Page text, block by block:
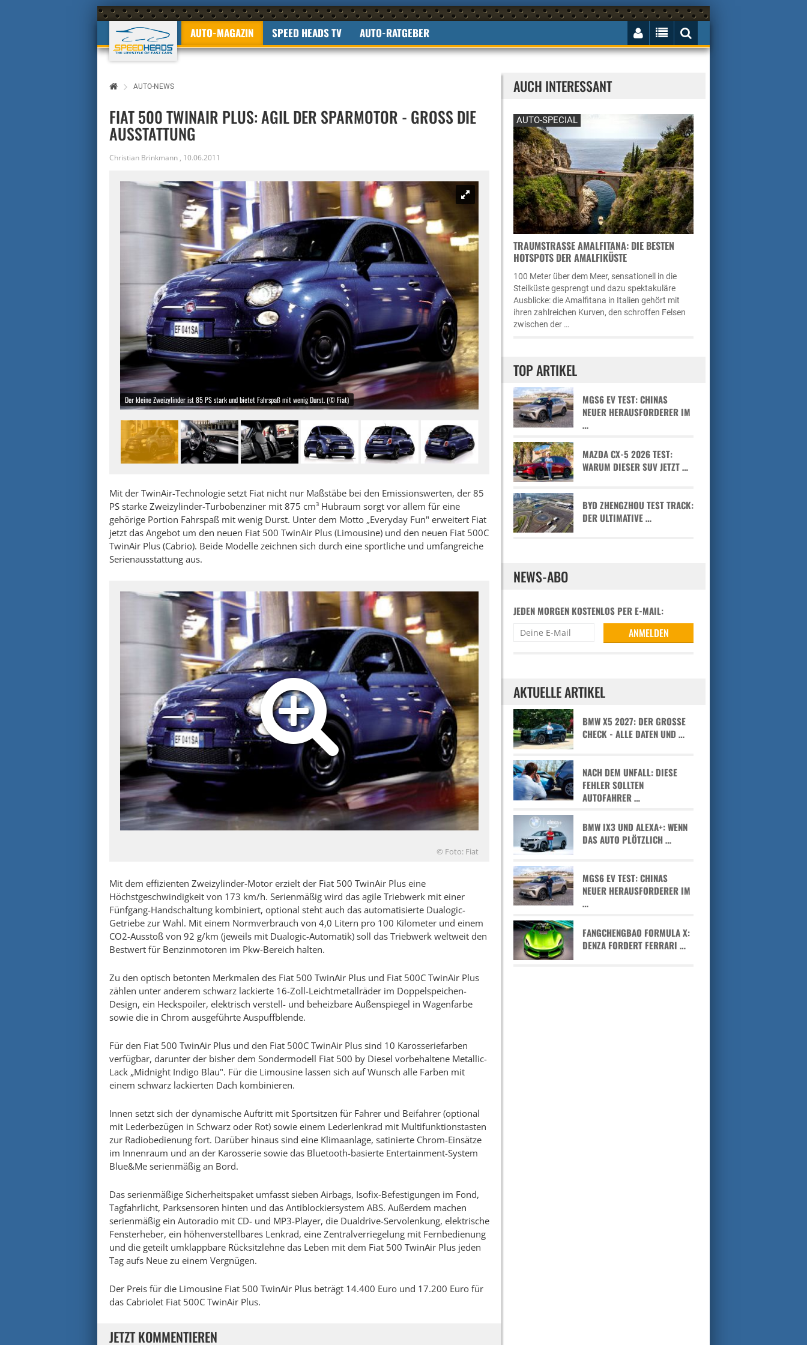
AUTO-MAGAZIN SPEED HEADS TV AUTO-RATGEBER
AUTO-NEWS
FIAT 500 TWINAIR PLUS: AGIL DER SPARMOTOR - GROSS DIE A
USSTATTUNG
Christian Brinkmann , 10.06.2011
Der kleine Zweizylinder ist 85 PS stark und bietet Fahrspaß mit wenig Durst. (© Fiat)
Mit der TwinAir-Technologie setzt Fiat nicht nur Maßstäbe bei den Emissionswerten, der 85
PS starke Zweizylinder-Turbobenziner mit 875 cm³ Hubraum sorgt vor allem für eine
gehörige Portion Fahrspaß mit wenig Durst. Unter dem Motto „Everyday Fun" erweitert Fiat
jetzt das Angebot um den neuen Fiat 500 TwinAir Plus (Limousine) und den neuen Fiat 500C
TwinAir Plus (Cabrio). Beide Modelle zeichnen sich durch eine sportliche und umfangreiche
Serienausstattung aus.
© Foto: Fiat
Mit dem effizienten Zweizylinder-Motor erzielt der Fiat 500 TwinAir Plus eine
Höchstgeschwindigkeit von 173 km/h. Serienmäßig wird das agile Triebwerk mit einer
Fünfgang-Handschaltung kombiniert, optional steht auch das automatisierte Dualogic-
Getriebe zur Wahl. Mit einem Normverbrauch von 4,0 Litern pro 100 Kilometer und einem
CO2-Ausstoß von 92 g/km (jeweils mit Dualogic-Automatik) soll das Triebwerk weltweit den
Bestwert für Benzinmotoren im Pkw-Bereich halten.
Zu den optisch betonten Merkmalen des Fiat 500 TwinAir Plus und Fiat 500C TwinAir Plus
zählen unter anderem schwarz lackierte 16-Zoll-Leichtmetallräder im Doppelspeichen-
Design, ein Heckspoiler, elektrisch verstell- und beheizbare Außenspiegel in Wagenfarbe
sowie die in Chrom ausgeführte Auspuffblende.
Für den Fiat 500 TwinAir Plus und den Fiat 500C TwinAir Plus sind 10 Karosseriefarben
verfügbar, darunter der bisher dem Sondermodell Fiat 500 by Diesel vorbehaltene Metallic-
Lack „Midnight Indigo Blau". Für die Limousine lassen sich auf Wunsch alle Farben mit
einem schwarz lackierten Dach kombinieren.
Innen setzt sich der dynamische Auftritt mit Sportsitzen für Fahrer und Beifahrer (optional
mit Lederbezügen in Schwarz oder Rot) sowie einem Lederlenkrad mit Multifunktionstasten
zur Radiobedienung fort. Darüber hinaus sind eine Klimaanlage, satinierte Chrom-Einsätze
im Innenraum und an der Karosserie sowie das Bluetooth-basierte Entertainment-System
Blue&Me serienmäßig an Bord.
Das serienmäßige Sicherheitspaket umfasst sieben Airbags, Isofix-Befestigungen im Fond,
Tagfahrlicht, Parksensoren hinten und das Antiblockiersystem ABS. Außerdem machen
serienmäßig ein Autoradio mit CD- und MP3-Player, die Dualdrive-Servolenkung, elektrische
Fensterheber, ein höhenverstellbares Lenkrad, eine Zentralverriegelung mit Fernbedienung
und die geteilt umklappbare Rücksitzlehne das Leben mit dem Fiat 500 TwinAir Plus jeden
Tag aufs Neue zu einem Vergnügen.
Der Preis für die Limousine Fiat 500 TwinAir Plus beträgt 14.400 Euro und 17.200 Euro für
das Cabriolet Fiat 500C TwinAir Plus.
JETZT KOMMENTIEREN
AUCH INTERESSANT
AUTO-SPECIAL
TRAUMSTRASSE AMALFITANA: DIE BESTEN H
OTSPOTS DER AMALFIKÜSTE
100 Meter über dem Meer, sensationell in die
Steilküste gesprengt und dazu spektakuläre
Ausblicke: die Amalfitana in Italien gehört mit
ihren zahlreichen Kurven, den schroffen Felsen
zwischen der …
TOP ARTIKEL
MGS6 EV TEST: CHINAS
NEUER HERAUSFORDERER IM
…
MAZDA CX-5 2026 TEST:
WARUM DIESER SUV JETZT …
BYD ZHENGZHOU TEST TRACK:
DER ULTIMATIVE …
NEWS-ABO
JEDEN MORGEN KOSTENLOS PER E-MAIL:
AKTUELLE ARTIKEL
BMW X5 2027: DER GROSSE C
HECK - ALLE DATEN UND …
NACH DEM UNFALL: DIESE
FEHLER SOLLTEN
AUTOFAHRER …
BMW IX3 UND ALEXA+: WENN
DAS AUTO PLÖTZLICH …
MGS6 EV TEST: CHINAS
NEUER HERAUSFORDERER IM
…
FANGCHENGBAO FORMULA X:
DENZA FORDERT FERRARI …